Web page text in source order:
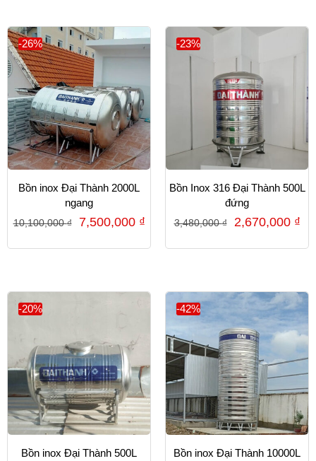
-26%
Bồn inox Đại Thành 2000L
ngang
10,100,000₫ 7,500,000 ₫
-23%
Bồn Inox 316 Đại Thành 500L
đứng
3,480,000₫ 2,670,000 ₫
-20%
Bồn inox Đại Thành 500L
-42%
Bồn inox Đại Thành 10000L